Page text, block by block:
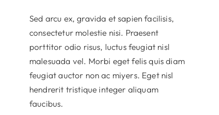
Sed arcu ex, gravida et sapien facilisis,
consectetur molestie nisi. Praesent
porttitor odio risus, luctus feugiat nisl
malesuada vel. Morbi eget felis quis diam
feugiat auctor non ac miyers. Eget nisl
hendrerit tristique integer aliquam
faucibus.